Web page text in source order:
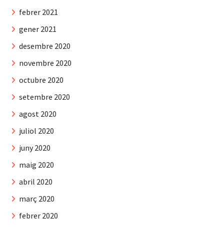
febrer 2021
gener 2021
desembre 2020
novembre 2020
octubre 2020
setembre 2020
agost 2020
juliol 2020
juny 2020
maig 2020
abril 2020
març 2020
febrer 2020